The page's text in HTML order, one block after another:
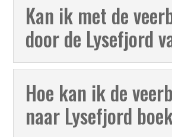
Kan ik met de
door de Lysefjord
Hoe kan ik de
naar Lysefjord